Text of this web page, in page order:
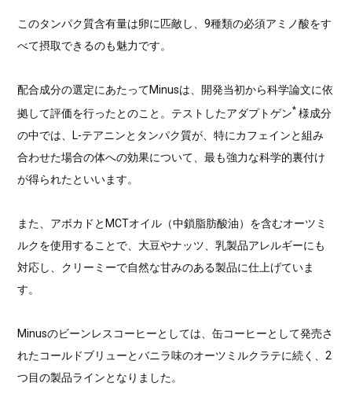
このタンパク質含有量は卵に匹敵し、9種類の必須アミノ酸をす
べて摂取できるのも魅力です。
配合成分の選定にあたってMinusは、開発当初から科学論文に依
拠して評価を行ったとのこと。テストしたアダプトゲン* 様成分
の中では、L-テアニンとタンパク質が、特にカフェインと組み
合わせた場合の体への効果について、最も強力な科学的裏付け
が得られたといいます。
また、アボカドとMCTオイル（中鎖脂肪酸油）を含むオーツミ
ルクを使用することで、大豆やナッツ、乳製品アレルギーにも
対応し、クリーミーで自然な甘みのある製品に仕上げていま
す。
Minusのビーンレスコーヒーとしては、缶コーヒーとして発売さ
れたコールドブリューとバニラ味のオーツミルクラテに続く、2
つ目の製品ラインとなりました。